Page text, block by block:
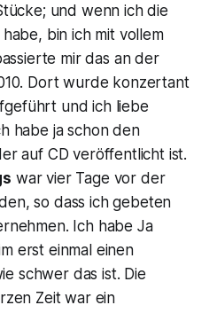
und wenn ich die
bin ich mit vollem
mir das an der
Dort wurde konzertant
und ich liebe
habe ja schon den
auf CD veröffentlicht ist.
war vier Tage vor der
so dass ich gebeten
Ich habe Ja
erst einmal einen
schwer das ist. Die
Zeit war ein